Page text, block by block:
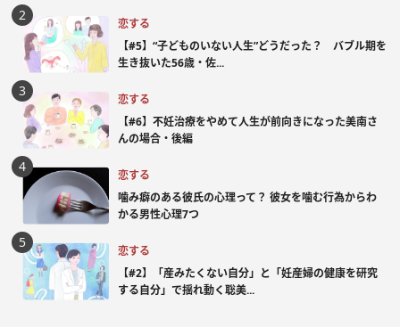
恋する
【#5】“子どものいない人生”どうだった？ バブル期を
生き抜いた56歳・佐...
恋する
【#6】不妊治療をやめて人生が前向きになった美南さ
んの場合・後編
恋する
噛み癖のある彼氏の心理って？ 彼女を噛む行為からわ
かる男性心理7つ
恋する
【#2】「産みたくない自分」と「妊産婦の健康を研究
する自分」で揺れ動く聡美...